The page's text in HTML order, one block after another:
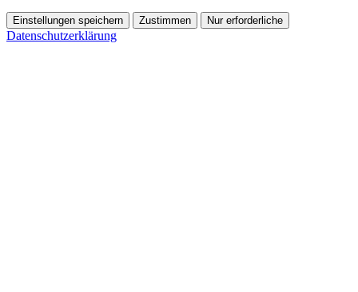
Einstellungen speichern Zustimmen Nur erforderliche
Datenschutzerklärung